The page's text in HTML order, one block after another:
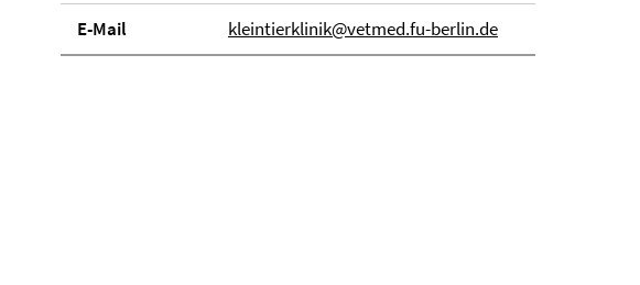
E-Mail kleintierklinik@vetmed.fu-berlin.de